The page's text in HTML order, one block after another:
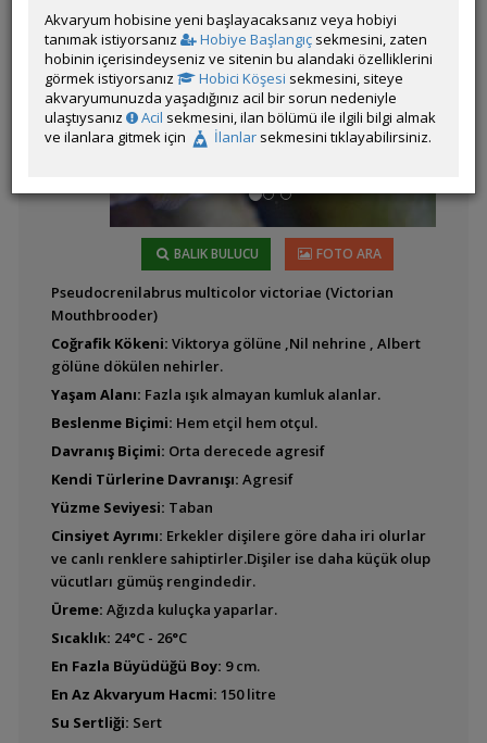
(Soda Cichlid)
Anomalochromis
thomasi (Afrika
Kelebeği)
Benitochromis
nigrodorsalis
Benitochromis
riomuniensis
Benitochromis
ufermanni
Chromidotilapia
Chromidotilapia
BALIK BULUCU FOTO ARA
Latince
Adı:
Pseudocrenilabrus multicolor victoriae (Victorian
Mouthbrooder)
Coğrafik Kökeni: Viktorya gölüne ,Nil nehrine , Albert
gölüne dökülen nehirler.
Yaşam Alanı: Fazla ışık almayan kumluk alanlar.
Beslenme Biçimi: Hem etçil hem otçul.
Davranış Biçimi: Orta derecede agresif
Kendi Türlerine Davranışı: Agresif
Yüzme Seviyesi: Taban
Cinsiyet Ayrımı: Erkekler dişilere göre daha iri olurlar
ve canlı renklere sahiptirler.Dişiler ise daha küçük olup
vücutları gümüş rengindedir.
Üreme: Ağızda kuluçka yaparlar.
Sıcaklık: 24°C - 26°C
En Fazla Büyüdüğü Boy: 9 cm.
En Az Akvaryum Hacmi: 150 litre
Su Sertliği: Sert
Akvaryum hobisine yeni başlayacaksanız veya hobiyi
tanımak istiyorsanız
Hobiye Başlangıç sekmesini, zaten
hobinin içerisindeyseniz ve sitenin bu alandaki özelliklerini
görmek istiyorsanız
Hobici Köşesi sekmesini, siteye
akvaryumunuzda yaşadığınız acil bir sorun nedeniyle
ulaştıysanız
Acil sekmesini, ilan bölümü ile ilgili bilgi almak
ve ilanlara gitmek için
İlanlar sekmesini tıklayabilirsiniz.